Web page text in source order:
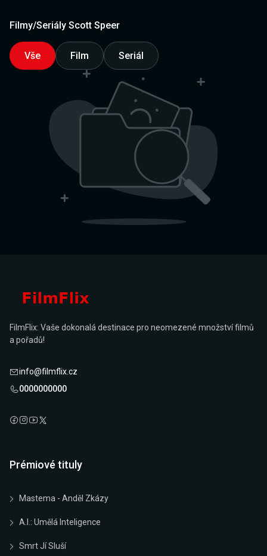
Filmy/Seriály Scott Speer
Vše Film Seriál
FilmFlix: Vaše dokonalá destinace pro neomezené množství filmů
a pořadů!
info@filmflix.cz
0000000000
Prémiové tituly
Mastema - Anděl Zkázy
A.I.: Umělá Inteligence
Smrt Jí Sluší